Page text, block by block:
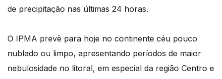
de precipitação nas últimas 24 horas.
O IPMA prevê para hoje no continente céu pouco
nublado ou limpo, apresentando períodos de maior
nebulosidade no litoral, em especial da região Centro e